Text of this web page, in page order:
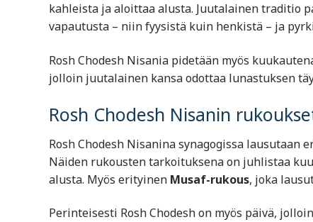
kahleista ja aloittaa alusta. Juutalainen traditio
vapautusta – niin fyysistä kuin henkistä – ja
Rosh Chodesh Nisania pidetään myös
jolloin juutalainen kansa odottaa lunastuksen
Rosh Chodesh Nisanin
Rosh Chodesh Nisanina synagogissa lausutaan
Näiden rukousten tarkoituksena on juhlistaa
alusta. Myös erityinen Musaf-rukous, joka
Perinteisesti Rosh Chodesh on myös päivä,